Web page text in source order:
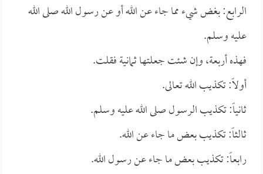
الرابع: بغض شيء مما جاء عن الله أو عن رسول الله صلى الله
عليه وسلم.
فهذه أربعة، وإن شئت جعلتها ثمانية فقلت.
أولاً: تكذيب الله تعالى.
ثانياً: تكذيب الرسول صلى الله عليه وسلم.
ثالثاً: تكذيب بعض ما جاء عن الله.
رابعاً: تكذيب بعض ما جاء عن رسول الله.